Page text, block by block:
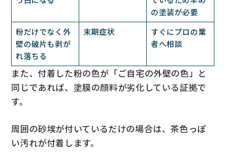
の塗装が必要
粉だけでなく外
壁の破片も剥が
れ落ちる
末期症状
すぐにプロの業
者へ相談
また、付着した粉の色が「ご自宅の外壁の色」と
同じであれば、塗膜の顔料が劣化している証拠で
す。
周囲の砂埃が付いているだけの場合は、茶色っぽ
い汚れが付着します。